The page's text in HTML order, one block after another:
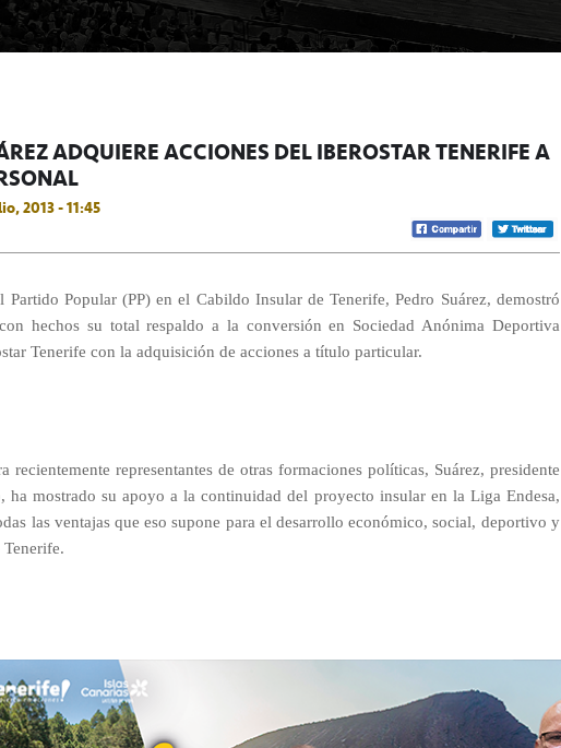
ADQUIERE ACCIONES DEL IBEROSTAR TENERIFE A
2013 - 11:45
Partido Popular (PP) en el Cabildo Insular de Tenerife, Pedro Suárez, demostró
hechos su total respaldo a la conversión en Sociedad Anónima Deportiva
Tenerife con la adquisición de acciones a título particular.
recientemente representantes de otras formaciones políticas, Suárez, presidente
ha mostrado su apoyo a la continuidad del proyecto insular en la Liga Endesa,
las ventajas que eso supone para el desarrollo económico, social, deportivo y